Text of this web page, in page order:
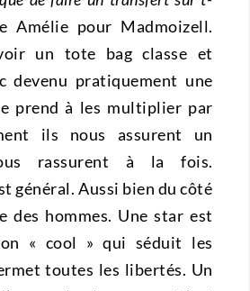
Amélie pour Madmoizell.
un tote bag classe et
devenu pratiquement une
prend à les multiplier par
ils nous assurent un
rassurent à la fois.
général. Aussi bien du côté
des hommes. Une star est
« cool » qui séduit les
toutes les libertés. Un